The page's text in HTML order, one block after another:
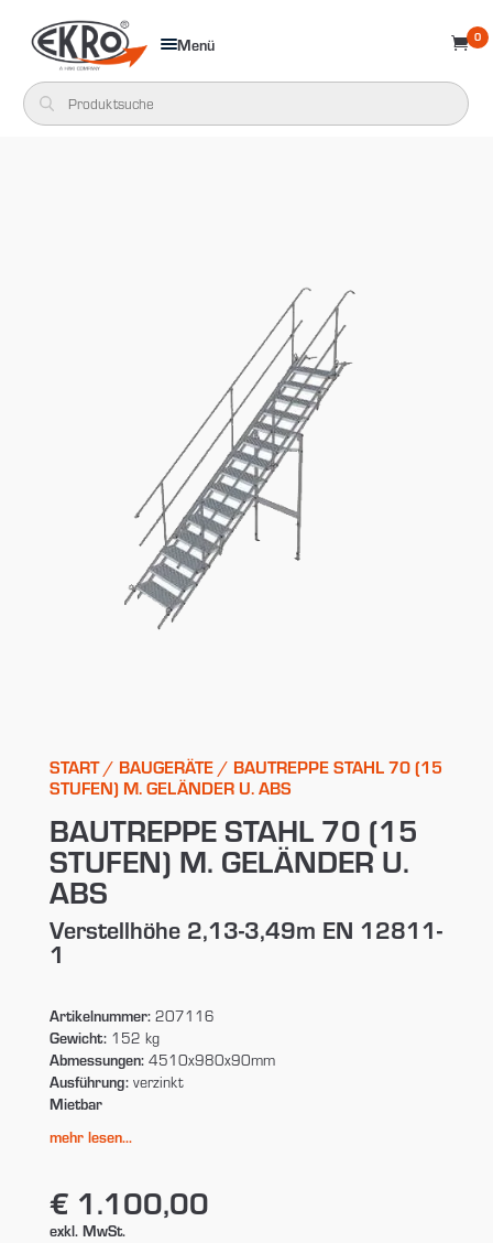
Menü  0
START/ BAUGERÄTE/ BAUTREPPE STAHL 70 (15
STUFEN) M. GELÄNDER U. ABS
BAUTREPPE STAHL 70 (15
STUFEN) M. GELÄNDER U.
ABS
Verstellhöhe 2,13-3,49m EN 12811-
1
Artikelnummer:207116
Gewicht:152 kg
Abmessungen:4510x980x90mm
Ausführung:verzinkt
Mietbar
mehr lesen...
€ 1.100,00
exkl. MwSt.